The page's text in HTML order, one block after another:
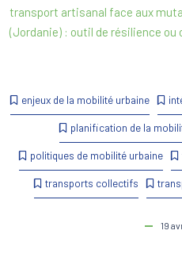
transport artisanal face aux
(Jordanie) : outil de résilience ou
enjeux de la mobilité urbaine
planification de la
politiques de mobilité urbaine
transports collectifs
19